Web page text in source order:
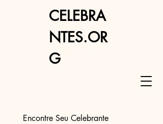
Encontre Seu Celebrante
CELEBRA
NTES.OR
G